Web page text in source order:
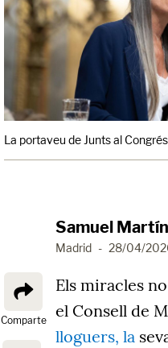
La portaveu de Junts al
Samuel
Madrid - 28/04/
Comparte
Els miracles
el Consell de
lloguers, la